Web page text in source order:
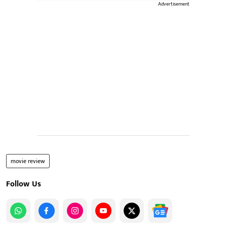
Advertisement
movie review
Follow Us